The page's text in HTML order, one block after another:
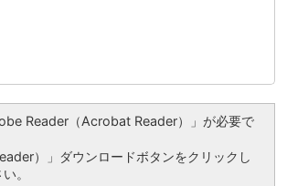
Reader（Acrobat Reader）」が必要で
）」ダウンロードボタンをクリックし
。